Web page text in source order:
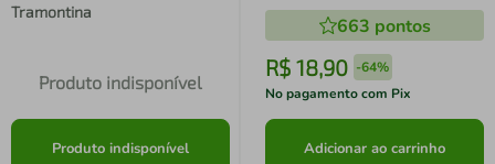
Tramontina
Produto indisponível
Produto indisponível
663 pontos
R$ 18,90 -64%
No pagamento com Pix
Adicionar ao carrinho